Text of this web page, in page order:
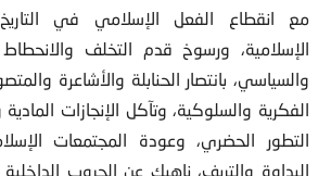
الإسلامية، ورسوخ قدم التخلف
والسياسي، بانتصار الحنابلة والأشاعرة
الفكرية والسلوكية، وتآكل الإنجازات
التطور الحضري، وعودة المجتمعات
البداوة والتريف، ناهيك عن الحروب